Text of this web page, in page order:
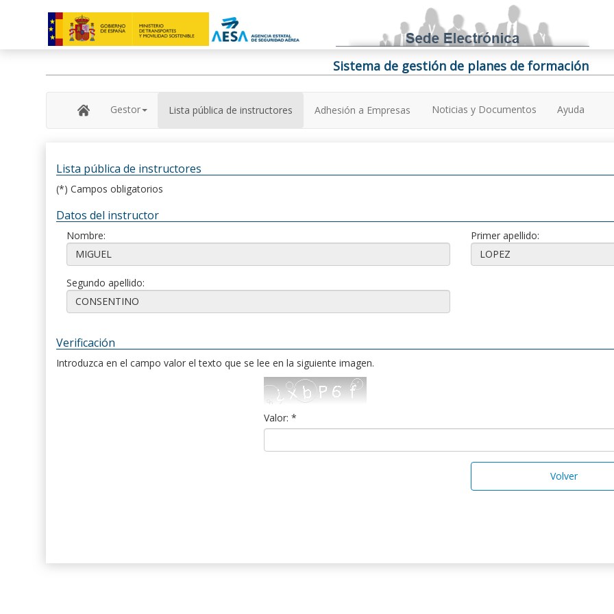
Sistema de gestión de planes de formación
Gestor Lista pública de instructores Adhesión a Empresas Noticias y Documentos Ayuda
Lista pública de instructores
(*) Campos obligatorios
Datos del instructor
Nombre: Primer apellido:
Segundo apellido:
Verificación
Introduzca en el campo valor el texto que se lee en la siguiente imagen.
Valor: *
Volver